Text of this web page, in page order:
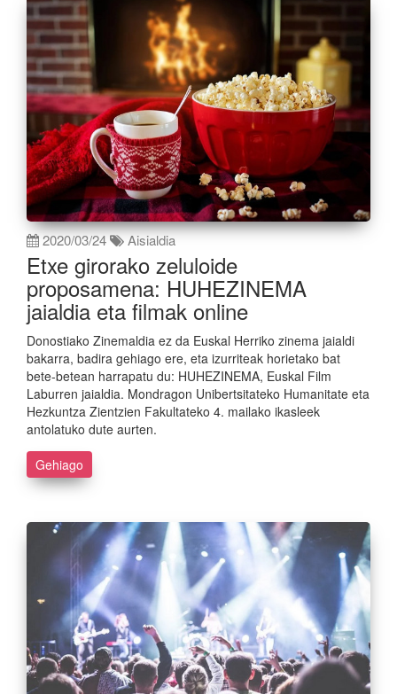
2020/03/24 Aisialdia
Etxe girorako zeluloide
proposamena: HUHEZINEMA
jaialdia eta filmak online
Donostiako Zinemaldia ez da Euskal Herriko zinema jaialdi
bakarra, badira gehiago ere, eta izurriteak horietako bat
bete-betean harrapatu du: HUHEZINEMA, Euskal Film
Laburren jaialdia. Mondragon Unibertsitateko Humanitate eta
Hezkuntza Zientzien Fakultateko 4. mailako ikasleek
antolatuko dute aurten.
Gehiago